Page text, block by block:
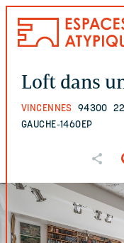
Loft dans
VINCENNES 94300
GAUCHE-1460EP